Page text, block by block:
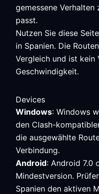
gemessene
passt.
Nutzen Sie diese
in Spanien. Die
Vergleich und ist
Geschwindigkeit.
Devices
Windows: Windows
den Clash-
die ausgewählte
Verbindung.
Android: Android 7.0
Mindestversion.
Spanien den aktiven